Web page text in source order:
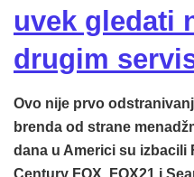
uvek gledati
drugim
Ovo nije prvo
brenda od strane
dana u Americi su izbacili